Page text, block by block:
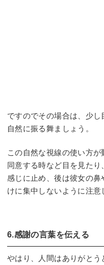
ですのでその場合は、少
自然に振る舞ましょう。
この自然な視線の使い方
同意する時など目を見た
感じに止め、後は彼女の
けに集中しないように注意
6.感謝の言葉を伝える
やはり、人間はありがと